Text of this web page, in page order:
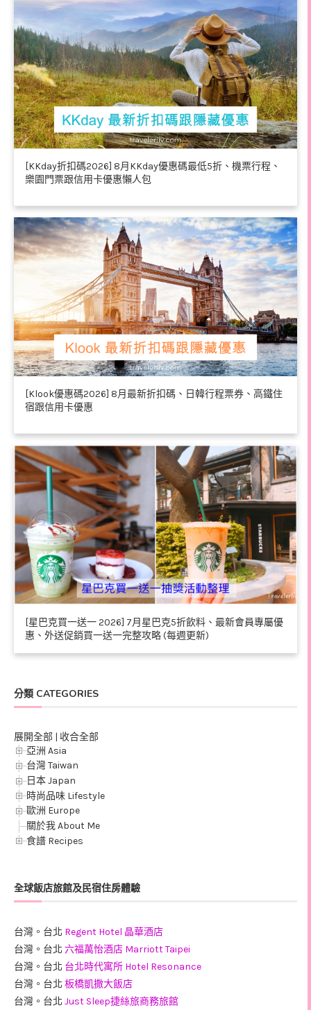
[KKday折扣碼2026] 8月KKday優惠碼最低5折、機票行程、
樂園門票跟信用卡優惠懶人包
[Klook優惠碼2026] 8月最新折扣碼、日韓行程票券、高鐵住
宿跟信用卡優惠
[星巴克買一送一 2026] 7月星巴克5折飲料、最新會員專屬優
惠、外送促銷買一送一完整攻略 (每週更新)
分類 CATEGORIES
展開全部 | 收合全部
亞洲 Asia
台灣 Taiwan
日本 Japan
時尚品味 Lifestyle
歐洲 Europe
關於我 About Me
食譜 Recipes
全球飯店旅館及民宿住房體驗
台灣。台北 Regent Hotel 晶華酒店
台灣。台北 六福萬怡酒店 Marriott Taipei
台灣。台北 台北時代寓所 Hotel Resonance
台灣。台北 板橋凱撒大飯店
台灣。台北 Just Sleep捷絲旅商務旅館